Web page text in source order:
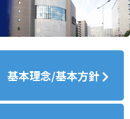
基本理念/基本方針